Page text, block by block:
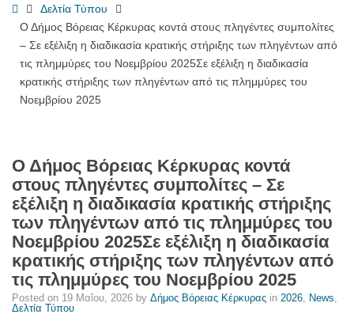
εξέλιξη
διαδικασία
κρατικής
στήριξης
πλημμύρες
του
Νοεμβρίου
2025Σε
εξέλιξη
διαδικασία
κρατικής
HomeΔελτία Τύπου
Ο Δήμος Βόρειας Κέρκυρας κοντά στους πληγέντες συμπολίτες
– Σε εξέλιξη η διαδικασία κρατικής στήριξης των πληγέντων από
τις πλημμύρες του Νοεμβρίου 2025Σε εξέλιξη η διαδικασία
κρατικής στήριξης των πληγέντων από τις πλημμύρες του
Νοεμβρίου 2025
Ο Δήμος Βόρειας Κέρκυρας κοντά
στους πληγέντες συμπολίτες – Σε
εξέλιξη η διαδικασία κρατικής στήριξης
των πληγέντων από τις πλημμύρες του
Νοεμβρίου 2025Σε εξέλιξη η διαδικασία
κρατικής στήριξης των πληγέντων από
τις πλημμύρες του Νοεμβρίου 2025
Posted on 19 Μαΐου, 2026 by Δήμος Βόρειας Κέρκυρας in 2026, News,
Δελτία Τύπου